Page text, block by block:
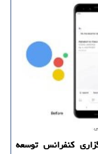
كنفرانس توسعه